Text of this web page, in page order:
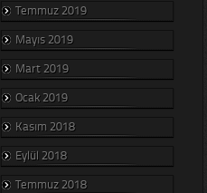
Temmuz 2019
Mayıs 2019
Mart 2019
Ocak 2019
Kasım 2018
Eylül 2018
Temmuz 2018